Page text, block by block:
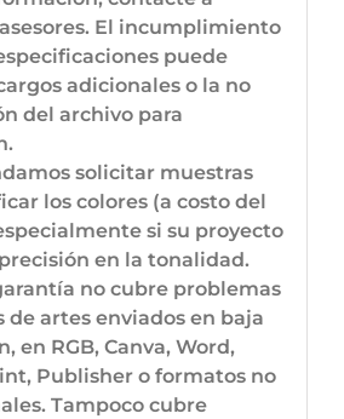
El incumplimiento
puede
adicionales o la no
del archivo para
solicitar muestras
los colores (a costo del
si su proyecto
en la tonalidad.
no cubre problemas
de artes enviados en baja
en RGB, Canva, Word,
Publisher o formatos no
Tampoco cubre